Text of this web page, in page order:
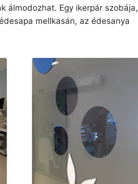
álmodozhat. Egy ikerpár szobája,
mellkasán, az édesanya